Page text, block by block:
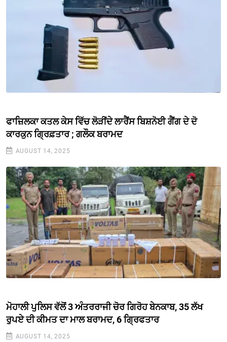
ਫਾਜ਼ਿਲਕਾ ਕਤਲ ਕੇਸ ਵਿੱਚ ਲੋੜੀਂਦੇ ਲਾਰੈਂਸ ਬਿਸ਼ਨੋਈ ਗੈਂਗ ਦੇ ਦੋ
ਕਾਰਕੁਨ ਗ੍ਰਿਫ਼ਤਾਰ ; ਗਲੌਕ ਬਰਾਮਦ
AUGUST 14, 2025
ਮੋਹਾਲੀ ਪੁਲਿਸ ਵੱਲੋਂ 3 ਅੰਤਰਰਾਜੀ ਚੋਰ ਗਿਰੋਹ ਬੇਨਕਾਬ, 35 ਲੱਖ
ਰੁਪਏ ਦੀ ਕੀਮਤ ਦਾ ਮਾਲ ਬਰਾਮਦ, 6 ਗ੍ਰਿਫਤਾਰ
AUGUST 14, 2025